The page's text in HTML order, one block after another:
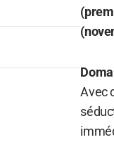
Avec